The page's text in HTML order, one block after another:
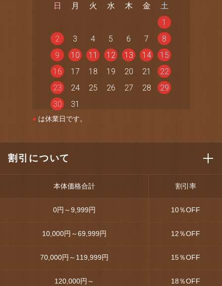
日 月 火 水 木 金
土
1
2
3 4 5 6 7
8
9
10 11 12 13 14
15
16
17 18 19 20 21
22
23
24 25 26 27 28
29
30
31
● は休業日です。
割引について
本体価格合計 割引率
0円～9,999円 10％OFF
10,000円～69,999円 12％OFF
70,000円～119,999円 15％OFF
120,000円～ 18％OFF